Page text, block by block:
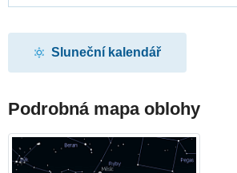
Sluneční kalendář
Podrobná mapa oblohy